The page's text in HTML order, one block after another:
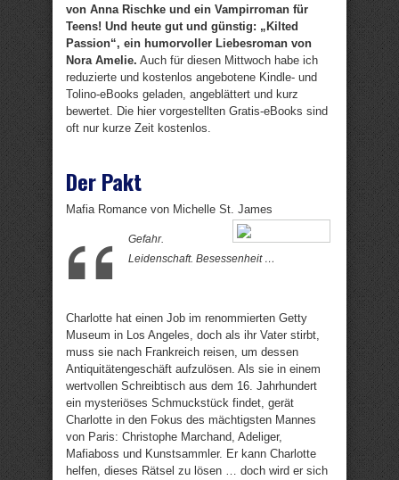
von Anna Rischke und ein Vampirroman für
Teens! Und heute gut und günstig: „Kilted
Passion“, ein humorvoller Liebesroman von
Nora Amelie. Auch für diesen Mittwoch habe ich
reduzierte und kostenlos angebotene Kindle- und
Tolino-eBooks geladen, angeblättert und kurz
bewertet. Die hier vorgestellten Gratis-eBooks sind
oft nur kurze Zeit kostenlos.
Der Pakt
Mafia Romance von Michelle St. James
Gefahr.
Leidenschaft. Besessenheit …
Charlotte hat einen Job im renommierten Getty
Museum in Los Angeles, doch als ihr Vater stirbt,
muss sie nach Frankreich reisen, um dessen
Antiquitätengeschäft aufzulösen. Als sie in einem
wertvollen Schreibtisch aus dem 16. Jahrhundert
ein mysteriöses Schmuckstück findet, gerät
Charlotte in den Fokus des mächtigsten Mannes
von Paris: Christophe Marchand, Adeliger,
Mafiaboss und Kunstsammler. Er kann Charlotte
helfen, dieses Rätsel zu lösen … doch wird er sich